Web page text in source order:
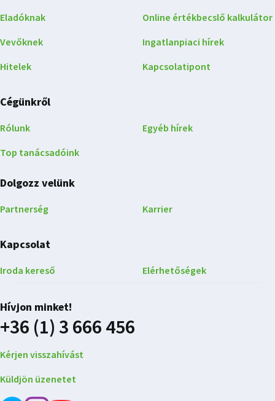
Eladóknak
Vevőknek
Hitelek
Online értékbecslő kalkulátor
Ingatlanpiaci hírek
Kapcsolatipont
Cégünkről
Rólunk
Top tanácsadóink
Egyéb hírek
Dolgozz velünk
Partnerség Karrier
Kapcsolat
Iroda kereső Elérhetőségek
Hívjon minket!
+36 (1) 3 666 456
Kérjen visszahívást
Küldjön üzenetet